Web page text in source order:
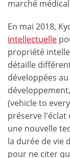
marché
En mai 2018,
intellectuelle
propriété
détaille
développées
(vehicle to
préserve l'éclat
une nouvelle
la durée de vie
pour ne citer